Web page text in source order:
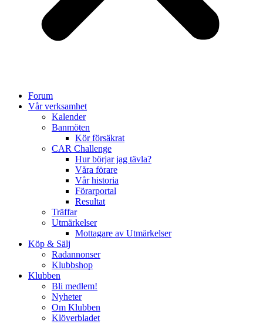
Forum
Vår verksamhet
Kalender
Banmöten
Kör försäkrat
CAR Challenge
Hur börjar jag tävla?
Våra förare
Vår historia
Förarportal
Resultat
Träffar
Utmärkelser
Mottagare av Utmärkelser
Köp & Sälj
Radannonser
Klubbshop
Klubben
Bli medlem!
Nyheter
Om Klubben
Klöverbladet